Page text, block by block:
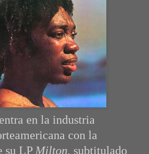
en la industria
con la
su LPMilton, subtitulado